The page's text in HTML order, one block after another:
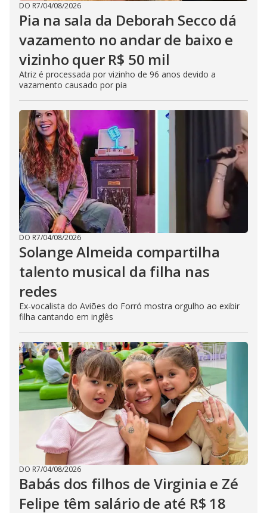
DO R7/04/08/2026
Pia na sala da Deborah Secco dá
vazamento no andar de baixo e
vizinho quer R$ 50 mil
Atriz é processada por vizinho de 96 anos devido a
vazamento causado por pia
DO R7/04/08/2026
Solange Almeida compartilha
talento musical da filha nas
redes
Ex-vocalista do Aviões do Forró mostra orgulho ao exibir
filha cantando em inglês
DO R7/04/08/2026
Babás dos filhos de Virginia e Zé
Felipe têm salário de até R$ 18